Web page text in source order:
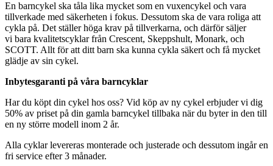
En barncykel ska tåla lika mycket som en vuxencykel och vara
tillverkade med säkerheten i fokus. Dessutom ska de vara roliga att
cykla på. Det ställer höga krav på tillverkarna, och därför säljer
vi bara kvalitetscyklar från Crescent, Skeppshult, Monark, och
SCOTT. Allt för att ditt barn ska kunna cykla säkert och få mycket
glädje av sin cykel.
Inbytesgaranti på våra barncyklar
Har du köpt din cykel hos oss? Vid köp av ny cykel erbjuder vi dig
50% av priset på din gamla barncykel tillbaka när du byter in den till
en ny större modell inom 2 år.
Alla cyklar levereras monterade och justerade och dessutom ingår en
fri service efter 3 månader.